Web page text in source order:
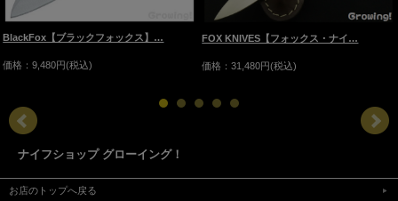
BlackFox【ブラックフォックス】…
価格：9,480円(税込)
FOX KNIVES【フォックス・ナイ…
価格：31,480円(税込)
ナイフショップ グローイング！
お店のトップへ戻る